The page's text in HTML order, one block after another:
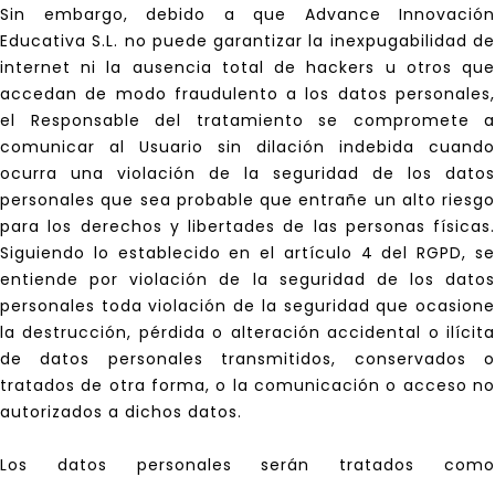
Sin embargo, debido a que Advance Innovación
Educativa S.L. no puede garantizar la inexpugabilidad de
internet ni la ausencia total de hackers u otros que
accedan de modo fraudulento a los datos personales,
el Responsable del tratamiento se compromete a
comunicar al Usuario sin dilación indebida cuando
ocurra una violación de la seguridad de los datos
personales que sea probable que entrañe un alto riesgo
para los derechos y libertades de las personas físicas.
Siguiendo lo establecido en el artículo 4 del RGPD, se
entiende por violación de la seguridad de los datos
personales toda violación de la seguridad que ocasione
la destrucción, pérdida o alteración accidental o ilícita
de datos personales transmitidos, conservados o
tratados de otra forma, o la comunicación o acceso no
autorizados a dichos datos.
Los datos personales serán tratados como